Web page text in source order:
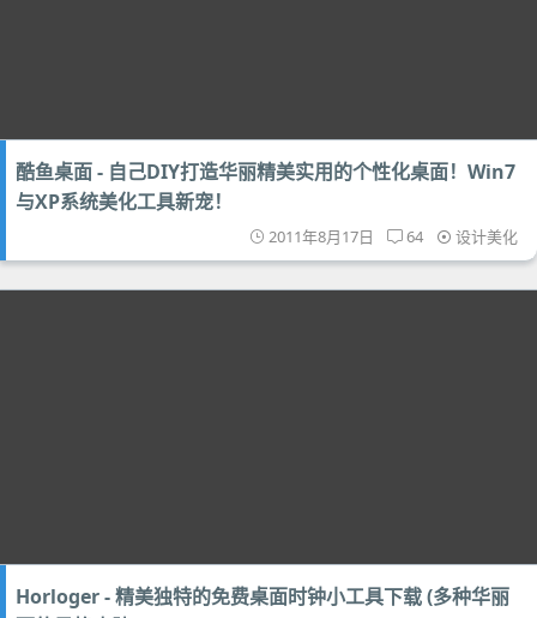
酷鱼桌面 - 自己DIY打造华丽精美实用的个性化桌面！Win7
与XP系统美化工具新宠！
2011年8月17日 64 设计美化
Horloger - 精美独特的免费桌面时钟小工具下载 (多种华丽